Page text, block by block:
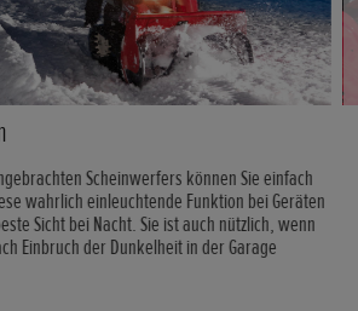
Scheinwerfers können Sie einfach
wahrlich einleuchtende Funktion bei Geräten
Sicht bei Nacht. Sie ist auch nützlich, wenn
Einbruch der Dunkelheit in der Garage